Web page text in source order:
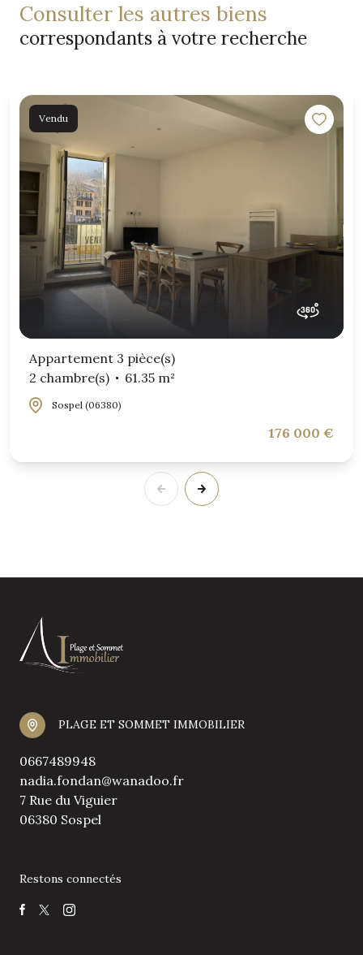
consulter les autres biens
correspondants à votre recherche
Vendu
Appartement 3 pièce(s)
2 chambre(s)
61.35 m²
Sospel (06380)
176 000 €
PLAGE ET SOMMET IMMOBILIER
0667489948
nadia.fondan@wanadoo.fr
7 Rue du Viguier
06380 Sospel
Restons connectés